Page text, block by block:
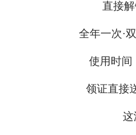
直接解
全年一次·双
使用时间
领证直接送
这